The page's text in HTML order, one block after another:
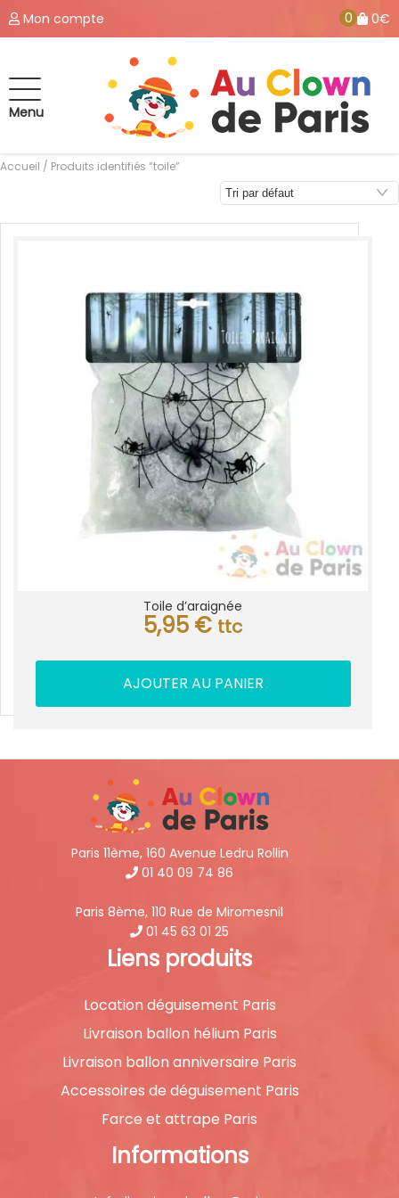
Mon compte 0 0€
Menu
Accueil / Produits identifiés “toile”
Toile d’araignée
5,95 € ttc
AJOUTER AU PANIER
Paris 11ème, 160 Avenue Ledru Rollin
01 40 09 74 86
Paris 8ème, 110 Rue de Miromesnil
01 45 63 01 25
Liens produits
Location déguisement Paris
Livraison ballon hélium Paris
Livraison ballon anniversaire Paris
Accessoires de déguisement Paris
Farce et attrape Paris
Informations